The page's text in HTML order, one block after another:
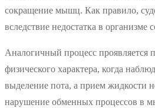
сокращение мышц. Как правило,
вследствие недостатка в организме
Аналогичный процесс проявляется
физического характера, когда
выделение пота, а прием жидкости
нарушение обменных процессов в